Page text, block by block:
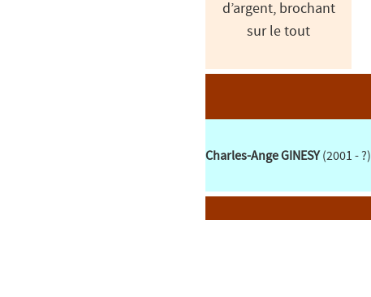
d’argent, brochant
sur le tout
Charles-Ange GINESY(2001 - ?)